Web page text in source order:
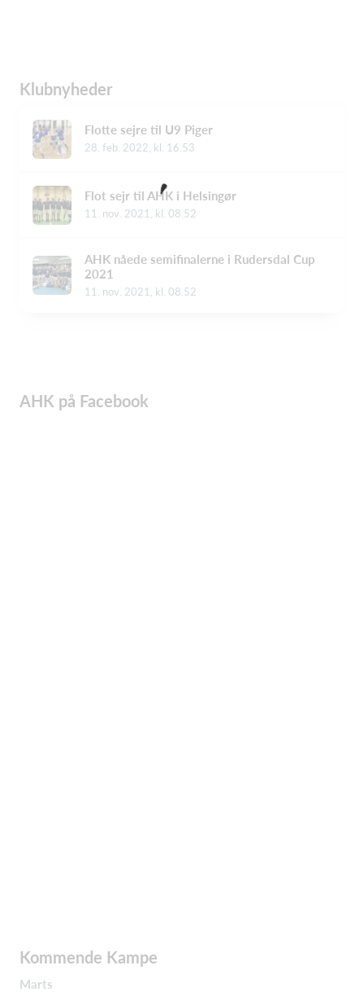
Klubnyheder
Flotte sejre til U9 Piger
28. feb. 2022, kl. 16.53
Flot sejr til AHK i Helsingør
11. nov. 2021, kl. 08.52
AHK nåede semifinalerne i Rudersdal Cup
2021
11. nov. 2021, kl. 08.52
AHK på Facebook
Kommende Kampe
Marts